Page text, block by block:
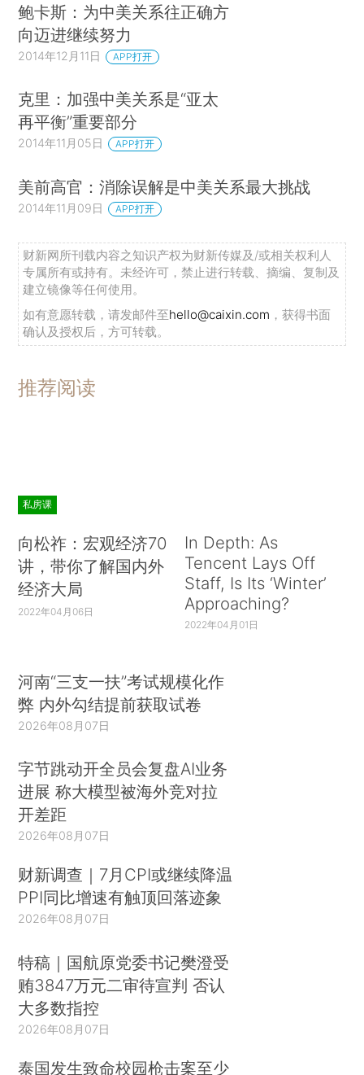
鲍卡斯：为中美关系往正确方
向迈进继续努力
2014年12月11日 APP打开
克里：加强中美关系是“亚太
再平衡”重要部分
2014年11月05日 APP打开
美前高官：消除误解是中美关系最大挑战
2014年11月09日 APP打开
财新网所刊载内容之知识产权为财新传媒及/或相关权利人
专属所有或持有。未经许可，禁止进行转载、摘编、复制及
建立镜像等任何使用。
如有意愿转载，请发邮件至hello@caixin.com ，获得书面
确认及授权后，方可转载。
推荐阅读
私房课
向松祚：宏观经济70
讲，带你了解国内外
经济大局
2022年04月06日
In Depth: As
Tencent Lays Off
Staff, Is Its ‘Winter’
Approaching?
2022年04月01日
河南“三支一扶”考试规模化作
弊 内外勾结提前获取试卷
2026年08月07日
字节跳动开全员会复盘AI业务
进展 称大模型被海外竞对拉
开差距
2026年08月07日
财新调查｜7月CPI或继续降温
PPI同比增速有触顶回落迹象
2026年08月07日
特稿｜国航原党委书记樊澄受
贿3847万元二审待宣判 否认
大多数指控
2026年08月07日
泰国发生致命校园枪击案至少